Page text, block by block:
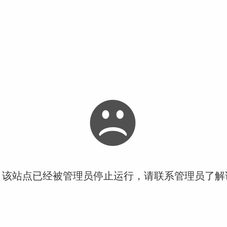
站点已经被管理员停止运行，请联系管理员了